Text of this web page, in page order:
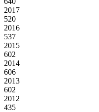
2017
520
2016
537
2015
602
2014
606
2013
602
2012
435